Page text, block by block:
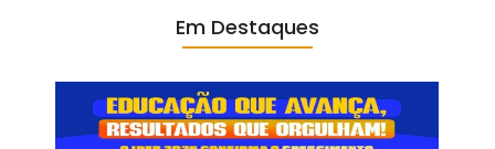
Em Destaques